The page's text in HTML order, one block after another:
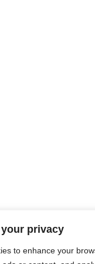
privacy
to enhance your